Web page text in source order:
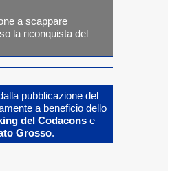
a scappare
la riconquista del
pubblicazione del
a beneficio dello
del Codaconse
Grosso.